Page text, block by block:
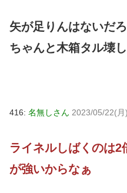
矢が足りんはないだろ
ちゃんと木箱タル壊
416: 名無しさん 2023/05/22(
ライネルしばくのは
が強いからなぁ